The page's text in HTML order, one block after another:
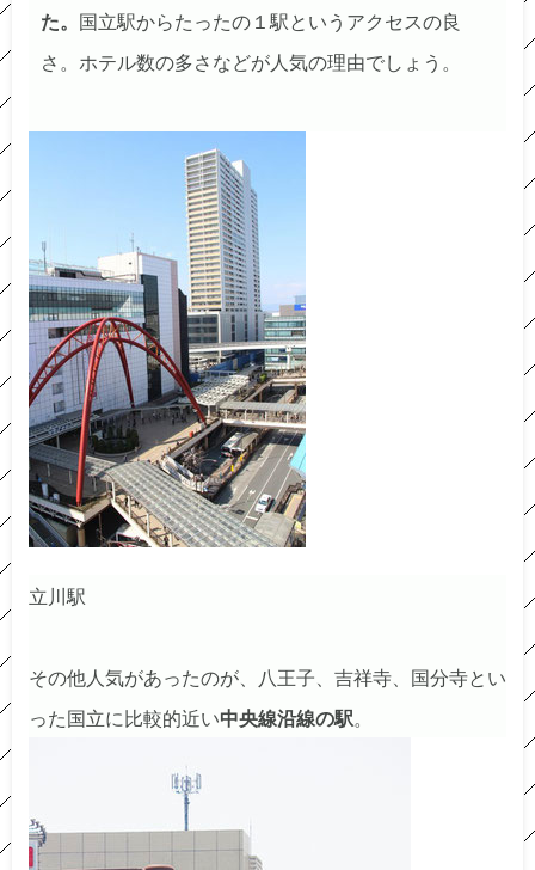
た。
国立駅からたったの１駅というアクセスの良
さ。ホテル数の多さなどが人気の理由でしょう。
立川駅
その他人気があったのが、八王子、吉祥寺、国分寺とい
った国立に比較的近い中央線沿線の駅。